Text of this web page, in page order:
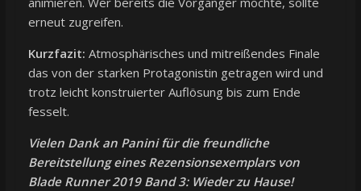
erneut zugreifen.
Kurzfazit: Atmosphärisches und mitreißendes Finale
das von der starken Protagonistin getragen wird und
trotz leicht konstruierter Auflösung bis zum Ende
fesselt.
Vielen Dank an Panini für die freundliche
Bereitstellung eines Rezensionsexemplars von
Blade Runner 2019 Band 3: Wieder zu Hause!